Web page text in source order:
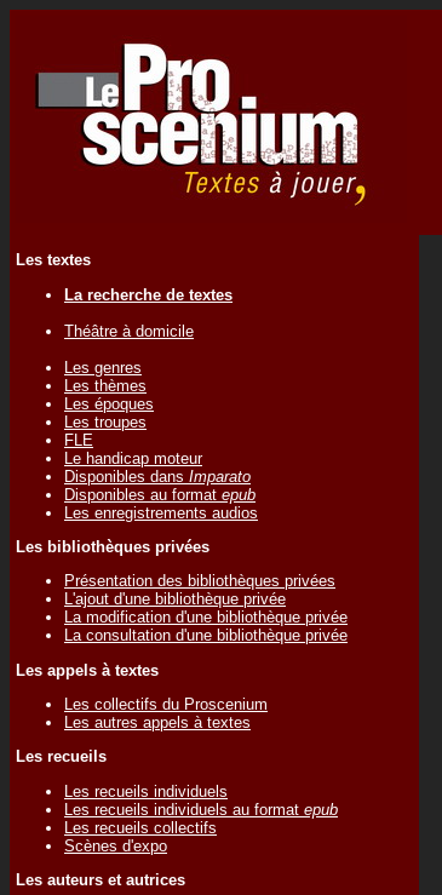
Les textes
La recherche de textes
Théâtre à domicile
Les genres
Les thèmes
Les époques
Les troupes
FLE
Le handicap moteur
Disponibles dans Imparato
Disponibles au format epub
Les enregistrements audios
Les bibliothèques privées
Présentation des bibliothèques privées
L'ajout d'une bibliothèque privée
La modification d'une bibliothèque privée
La consultation d'une bibliothèque privée
Les appels à textes
Les collectifs du Proscenium
Les autres appels à textes
Les recueils
Les recueils individuels
Les recueils individuels au format epub
Les recueils collectifs
Scènes d'expo
Les auteurs et autrices